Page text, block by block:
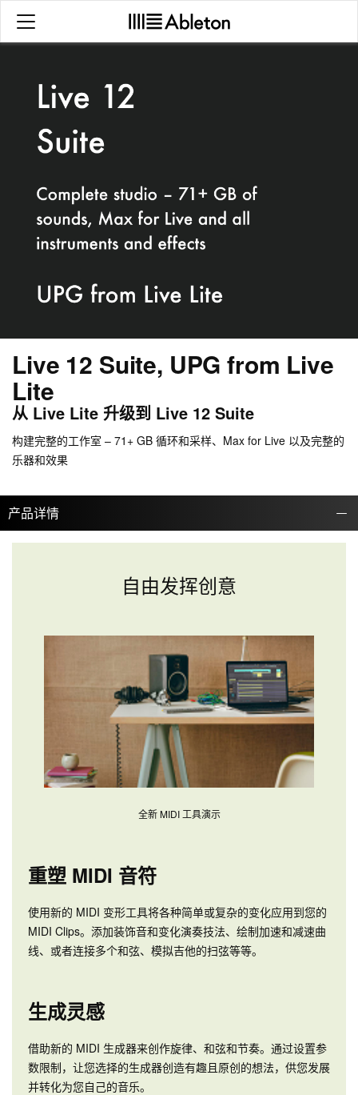
Live 12 Suite, UPG from Live
Lite
从 Live Lite 升级到 Live 12 Suite
构建完整的工作室 – 71+ GB 循环和采样、Max for Live 以及完整的
乐器和效果
产品详情
自由发挥创意
全新 MIDI 工具演示
重塑 MIDI 音符
使用新的 MIDI 变形工具将各种简单或复杂的变化应用到您的
MIDI Clips。添加装饰音和变化演奏技法、绘制加速和减速曲
线、或者连接多个和弦、模拟吉他的扫弦等等。
生成灵感
借助新的 MIDI 生成器来创作旋律、和弦和节奏。通过设置参
数限制，让您选择的生成器创造有趣且原创的想法，供您发展
并转化为您自己的音乐。